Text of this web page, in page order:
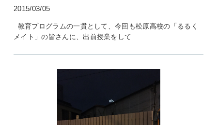
2015/03/05
教育プログラムの一貫として、今回も松原高校の「るるく
メイト」の皆さんに、出前授業をして